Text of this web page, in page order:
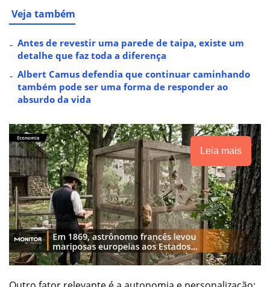
Veja também
Antes de revestir uma parede de taipa, existe um
detalhe que faz toda a diferença
Albert Camus defendia que continuar caminhando
também pode ser uma forma de responder ao
absurdo da vida
Leia mais